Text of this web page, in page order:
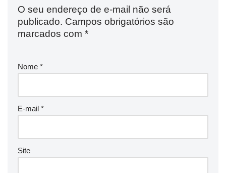
O seu endereço de e-mail não será
publicado. Campos obrigatórios são
marcados com *
Nome *
E-mail *
Site